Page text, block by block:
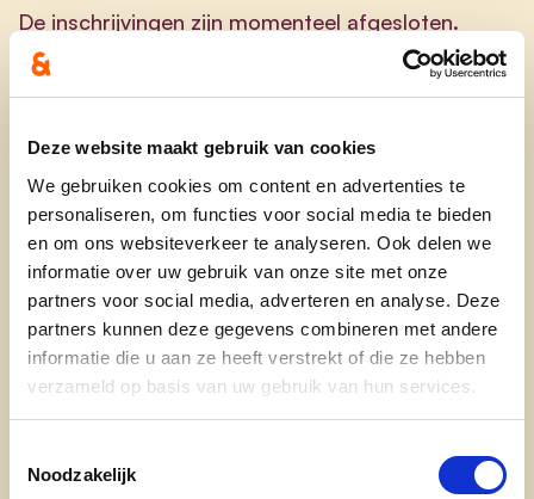
Deze website maakt gebruik van cookies
We gebruiken cookies om content en advertenties te
personaliseren, om functies voor social media te bieden
en om ons websiteverkeer te analyseren. Ook delen we
informatie over uw gebruik van onze site met onze
partners voor social media, adverteren en analyse. Deze
partners kunnen deze gegevens combineren met andere
informatie die u aan ze heeft verstrekt of die ze hebben
verzameld op basis van uw gebruik van hun services.
Noodzakelijk
De inschrijvingen zijn momenteel afgesloten.
Wil je toch nog aanwezig zijn? Mail naar
leden@cdenv.been zet je op de wachtlijst. We
nemen met jou contact op zodra er een plaatsje
Ontdek
onze partij